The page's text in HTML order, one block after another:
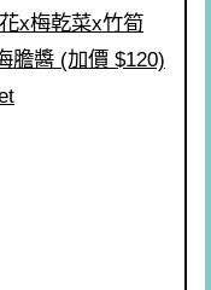
x梅乾菜x竹筍
膽醬 (加價 $120)